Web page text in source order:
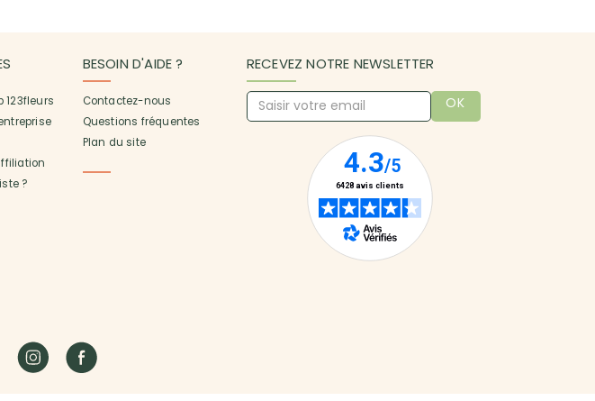
123fleurs
?
BESOIN D'AIDE ?
Contactez-nous
Questions fréquentes
Plan du site
RECEVEZ NOTRE NEWSLETTER
OK